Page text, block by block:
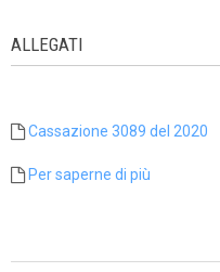
ALLEGATI
Cassazione 3089 del 2020
Per saperne di più